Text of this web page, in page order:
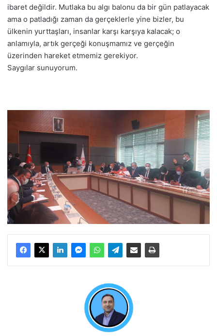
ibaret değildir. Mutlaka bu algı balonu da bir gün patlayacak
ama o patladığı zaman da gerçeklerle yine bizler, bu
ülkenin yurttaşları, insanlar karşı karşıya kalacak; o
anlamıyla, artık gerçeği konuşmamız ve gerçeğin
üzerinden hareket etmemiz gerekiyor.
Saygılar sunuyorum.